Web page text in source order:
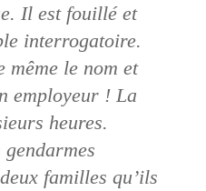
Il est fouillé et
interrogatoire.
même le nom et
employeur ! La
heures.
familles qu’ils